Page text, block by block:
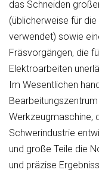
das Schneiden
(üblicherweise für
verwendet) sowie
Fräsvorgängen, die
Elektroarbeiten
Im Wesentlichen
Werkzeugmaschine,
Schwerindustrie
und große Teile die
und präzise